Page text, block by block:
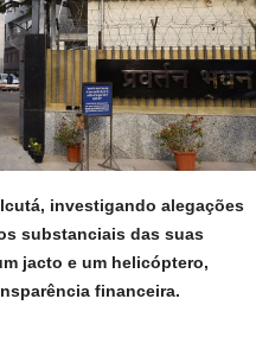
investigando alegações
substanciais das suas
jacto e um helicóptero,
financeira.